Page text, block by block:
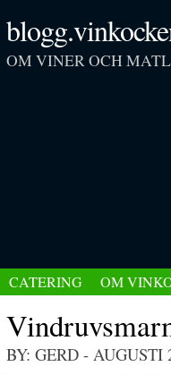
OM VINER OCH
CATERING OM
BY: GERD - AUGUSTI